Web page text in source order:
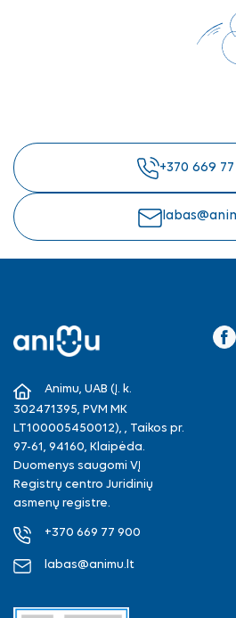
+370 669
Animu, UAB (Į. k.
302471395, PVM MK
LT100005450012), , Taikos pr.
97-61, 94160, Klaipėda.
Duomenys saugomi VĮ
Registrų centro Juridinių
asmenų registre.
+370 669 77 900
labas@animu.lt